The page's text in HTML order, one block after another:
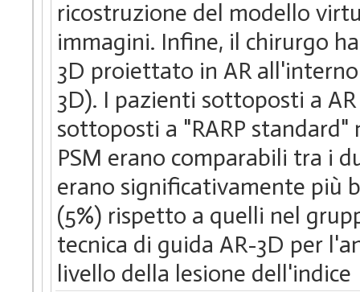
ricostruzione del modello
immagini. Infine, il chirurgo
3D proiettato in AR
3D). I pazienti sottoposti a
sottoposti a "RARP standard"
PSM erano comparabili tra i
erano significativamente più
(5%) rispetto a quelli nel
tecnica di guida AR-3D per
livello della lesione dell'indice